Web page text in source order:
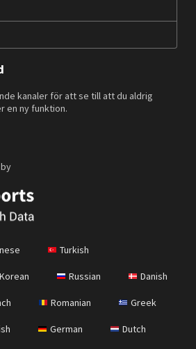
kanaler för att se till att du aldrig
en ny funktion.
Turkish
Korean Russian Danish
Romanian Greek
German Dutch